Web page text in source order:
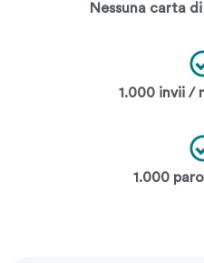
Nessuna carta
1.000 invii /
1.000